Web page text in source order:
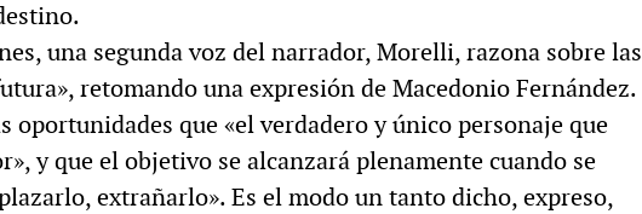
una segunda voz del narrador, Morelli, razona sobre las
retomando una expresión de Macedonio Fernández.
oportunidades que «el verdadero y único personaje que
y que el objetivo se alcanzará plenamente cuando se
extrañarlo». Es el modo un tanto dicho, expreso,